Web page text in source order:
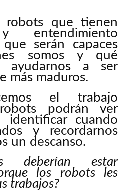
robots que tienen
entendimiento
serán capaces
somos y qué
ayudarnos a ser
más maduros.
el trabajo
podrán ver
identificar cuando
y recordarnos
un descanso.
deberían estar
los robots les
trabajos?